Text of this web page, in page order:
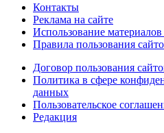
Контакты
Реклама на сайте
Использование
Правила пользования
Договор пользования
Политика в сфере
данных
Пользовательское
Редакция